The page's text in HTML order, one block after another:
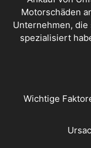
Motorschäden
Unternehmen,
spezialisiert
Wichtige